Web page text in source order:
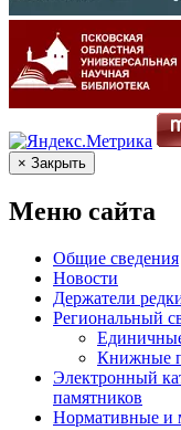
× Закрыть
Меню сайта
Общие сведения
Новости
Держатели
Региональный
Книжные
Электронный
памятников
Нормативные и